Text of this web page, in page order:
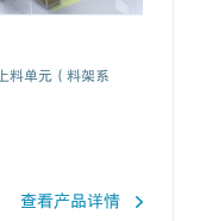
料单元（料架系
查看产品详情